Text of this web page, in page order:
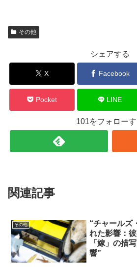
その他
シェアする
X Facebook
Pocket LINE
101をフォロー
関連記事
その他
“チャールズ
れた影響：
「嫁」の描
響”